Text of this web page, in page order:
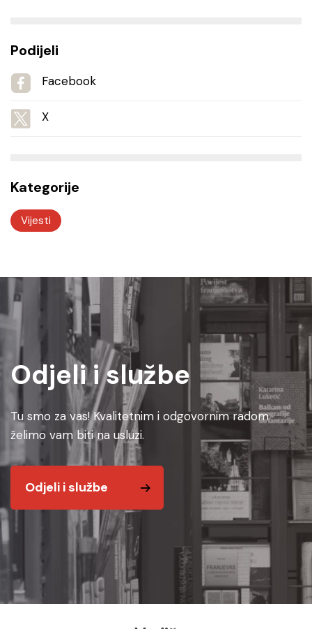
Podijeli
Facebook
X
Kategorije
Vijesti
Odjeli i službe
Tu smo za vas! Kvalitetnim i odgovornim radom
želimo vam biti na usluzi.
Odjeli i službe